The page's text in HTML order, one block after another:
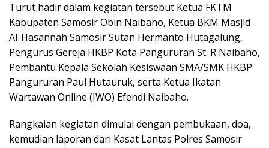
Turut hadir dalam kegiatan tersebut Ketua FKTM
Kabupaten Samosir Obin Naibaho, Ketua BKM Masjid
Al-Hasannah Samosir Sutan Hermanto Hutagalung,
Pengurus Gereja HKBP Kota Pangururan St. R Naibaho,
Pembantu Kepala Sekolah Kesiswaan SMA/SMK HKBP
Pangururan Paul Hutauruk, serta Ketua Ikatan
Wartawan Online (IWO) Efendi Naibaho.
Rangkaian kegiatan dimulai dengan pembukaan, doa,
kemudian laporan dari Kasat Lantas Polres Samosir